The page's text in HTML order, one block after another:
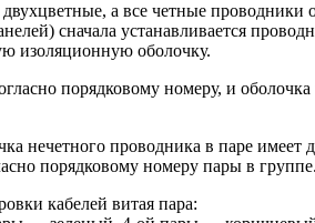
а все четные
сначала устанавливается
изоляционную оболочку.
порядковому номеру, и
проводника в паре имеет
порядковому номеру пары в группе.
кабелей витая пара: